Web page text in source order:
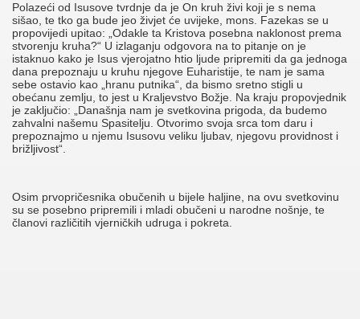
Polazeći od Isusove tvrdnje da je On kruh živi koji je s nema
sišao, te tko ga bude jeo živjet će uvijeke, mons. Fazekas se u
propovijedi upitao: „Odakle ta Kristova posebna naklonost prema
stvorenju kruha?“ U izlaganju odgovora na to pitanje on je
istaknuo kako je Isus vjerojatno htio ljude pripremiti da ga jednoga
dana prepoznaju u kruhu njegove Euharistije, te nam je sama
sebe ostavio kao „hranu putnika“, da bismo sretno stigli u
obećanu zemlju, to jest u Kraljevstvo Božje. Na kraju propovjednik
je zaključio: „Današnja nam je svetkovina prigoda, da budemo
zahvalni našemu Spasitelju. Otvorimo svoja srca tom daru i
prepoznajmo u njemu Isusovu veliku ljubav, njegovu providnost i
brižljivost“.
Osim prvopričesnika obučenih u bijele haljine, na ovu svetkovinu
su se posebno pripremili i mladi obučeni u narodne nošnje, te
članovi različitih vjerničkih udruga i pokreta.